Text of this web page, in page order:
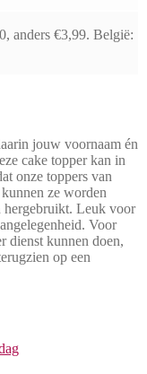
anders €3,99. België:
jouw voornaam én
cake topper kan in
onze toppers van
ze worden
hergebruikt. Leuk voor
Voor
dienst kunnen doen,
op een